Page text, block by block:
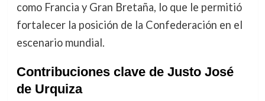
como Francia y Gran Bretaña, lo que le permitió
fortalecer la posición de la Confederación en el
escenario mundial.
Contribuciones clave de Justo José
de Urquiza